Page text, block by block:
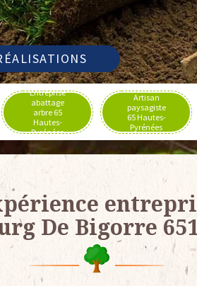
Entreprise
abattage
arbre 65
Hautes-
Pyrénées
Artisan
paysagiste
65 Hautes-
Pyrénées
De Bigorre